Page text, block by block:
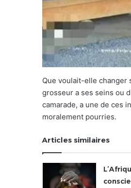
Que voulait-elle changer
grosseur a ses seins ou
camarade, a une de ces
moralement pourries.
Articles similaires